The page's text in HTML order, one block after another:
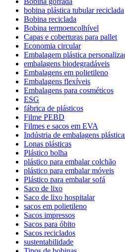
bobina plástica tubular reciclada
Bobina reciclada
Bobina termoencolhível
Capas e coberturas para pallet
Economia circular
Embalagem plástica
embalagens biodegradáveis
Embalagens em polietileno
Embalagens flexíveis
Embalagens para cosméticos
ESG
fábrica de plásticos
Filme PEBD
Filmes e sacos em EVA
Indústria de embalagens
Lonas plásticas
Plástico bolha
plástico para embalar colchão
plástico para embalar móveis
Plástico para embalar sofá
Saco de lixo
Saco de lixo hospitalar
sacos em polietileno
Sacos impressos
Sacos para óbito
Sacos reciclados
sustentabilidade